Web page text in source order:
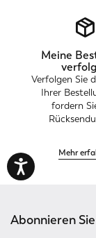
Meine
Verfolgen Sie
Ihrer
fordern
Mehr
Abonnieren